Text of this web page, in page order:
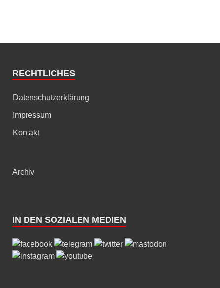
RECHTLICHES
Datenschutzerklärung
Impressum
Kontakt
Archiv
IN DEN SOZIALEN MEDIEN